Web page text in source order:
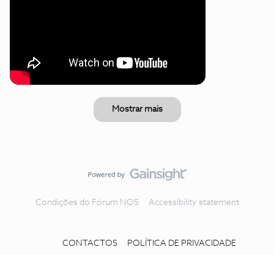
Mostrar mais
Condições do Fórum NOS Accessibility statement
CONTACTOS POLÍTICA DE PRIVACIDADE